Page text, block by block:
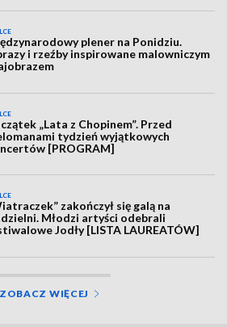
plener na Ponidziu.
i rzeźby inspirowane malowniczym
„Lata z Chopinem”. Przed
tydzień wyjątkowych
[PROGRAM]
zakończył się galą na
Młodzi artyści odebrali
Jodły [LISTA LAUREATÓW]
ZOBACZ WIĘCEJ